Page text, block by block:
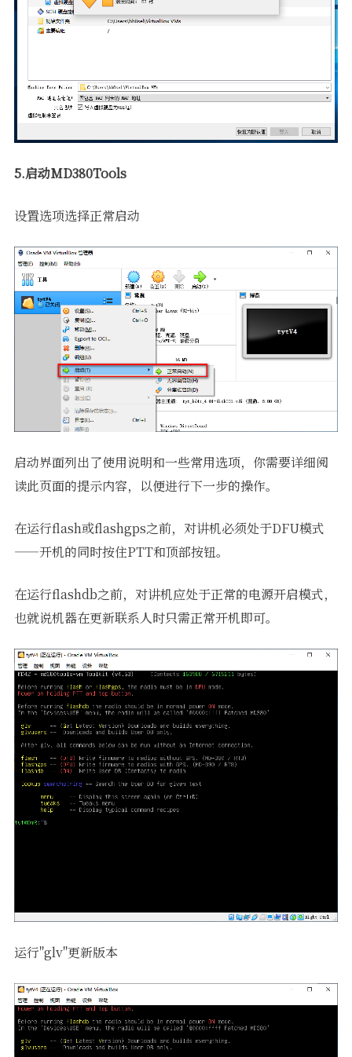
5.启动MD380Tools
设置选项选择正常启动
启动界面列出了使用说明和一些常用选项，你需要详细阅
读此页面的提示内容，以便进行下一步的操作。
在运行flash或flashgps之前，对讲机必须处于DFU模式
——开机的同时按住PTT和顶部按钮。
在运行flashdb之前，对讲机应处于正常的电源开启模式，
也就说机器在更新联系人时只需正常开机即可。
运行"glv"更新版本